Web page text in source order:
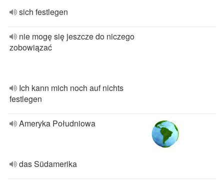
sich festlegen
nie mogę się jeszcze do niczego
zobowiązać
Ich kann mich noch auf nichts
festlegen
Ameryka Południowa
das Südamerika